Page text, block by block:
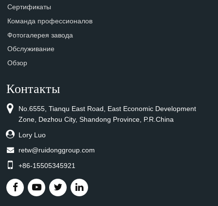
Сертификаты
Команда профессионалов
Фотогалерея завода
Обслуживание
Обзор
Контакты
No.6555, Tianqu East Road, East Economic Development
Zone, Dezhou City, Shandong Province, P.R.China
Lory Luo
retw@ruidonggroup.com
+86-15505345921